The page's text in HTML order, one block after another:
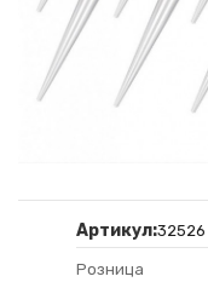
Артикул:32526
Розница